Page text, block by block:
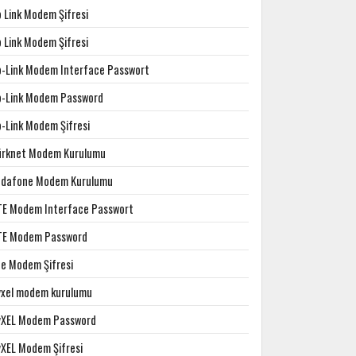
Link Modem Şifresi
Link Modem Şifresi
Link Modem Interface Passwort
Link Modem Password
Link Modem Şifresi
Modem Kurulumu
Modem Kurulumu
Modem Interface Passwort
Modem Password
Modem Şifresi
modem kurulumu
Modem Password
Modem Şifresi